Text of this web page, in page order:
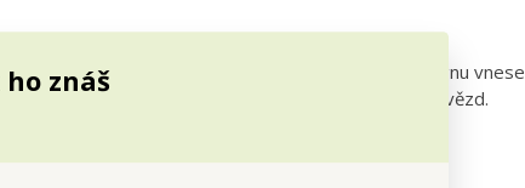
znáš
Díky svému elegantnímu a nadčasovému designu vnese
kde svým třpytem připomíná záři mrazivých hvězd.
použití.